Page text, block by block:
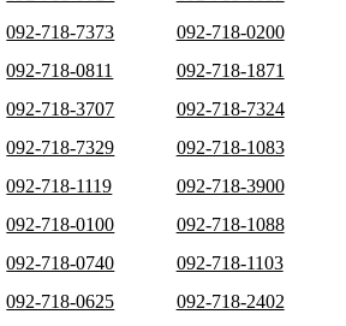
092-718-7373
092-718-0200
092-718-0811
092-718-1871
092-718-3707
092-718-7324
092-718-7329
092-718-1083
092-718-1119
092-718-3900
092-718-0100
092-718-1088
092-718-0740
092-718-1103
092-718-0625
092-718-2402